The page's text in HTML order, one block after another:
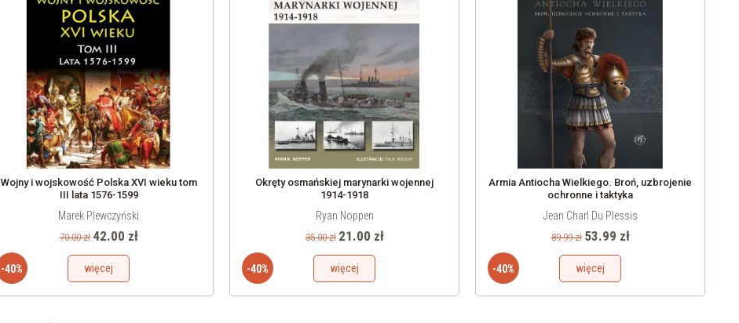
-40%
Wojny i wojskowość Polska XVI wieku tom
III lata 1576-1599
Marek Plewczyński
70.00 zł 42.00 zł
więcej -40%
Okręty osmańskiej marynarki wojennej
1914-1918
Ryan Noppen
35.00 zł 21.00 zł
więcej -40%
Armia Antiocha Wielkiego. Broń, uzbrojenie
ochronne i taktyka
Jean Charl Du Plessis
89.99 zł 53.99 zł
więcej